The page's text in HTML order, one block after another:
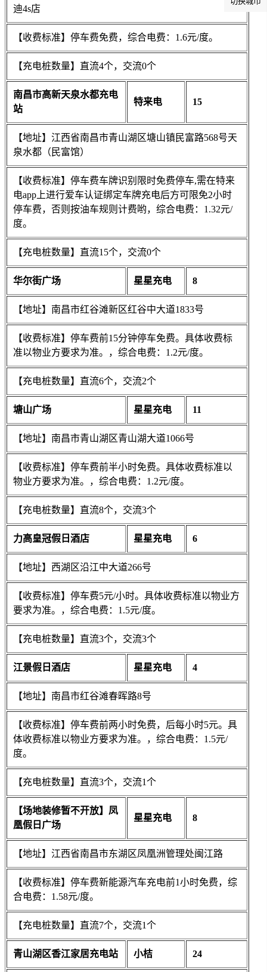
迪4s店
【收费标准】停车费免费，综合电费：1.6元/度。
【充电桩数量】直流4个，交流0个
南昌市高新天泉水都充电
站
特来电 15
【地址】江西省南昌市青山湖区塘山镇民富路568号天
泉水都（民富馆）
【收费标准】停车费车牌识别限时免费停车,需在特来
电app上进行爱车认证绑定车牌充电后方可限免2小时
停车费，否则按油车规则计费哟，综合电费：1.32元/
度。
【充电桩数量】直流15个，交流0个
华尔街广场 星星充电 8
【地址】南昌市红谷滩新区红谷中大道1833号
【收费标准】停车费前15分钟停车免费。具体收费标
准以物业方要求为准。，综合电费：1.2元/度。
【充电桩数量】直流6个，交流2个
塘山广场 星星充电 11
【地址】南昌市青山湖区青山湖大道1066号
【收费标准】停车费前半小时免费。具体收费标准以
物业方要求为准。，综合电费：1.2元/度。
【充电桩数量】直流8个，交流3个
力高皇冠假日酒店 星星充电 6
【地址】西湖区沿江中大道266号
【收费标准】停车费5元/小时。具体收费标准以物业方
要求为准。，综合电费：1.5元/度。
【充电桩数量】直流3个，交流3个
江景假日酒店 星星充电 4
【地址】南昌市红谷滩春晖路8号
【收费标准】停车费前两小时免费，后每小时5元。具
体收费标准以物业方要求为准。，综合电费：1.5元/
度。
【充电桩数量】直流3个，交流1个
【场地装修暂不开放】凤
凰假日广场
星星充电 8
【地址】江西省南昌市东湖区凤凰洲管理处闽江路
【收费标准】停车费新能源汽车充电前1小时免费，综
合电费：1.58元/度。
【充电桩数量】直流7个，交流1个
青山湖区香江家居充电站 小桔 24